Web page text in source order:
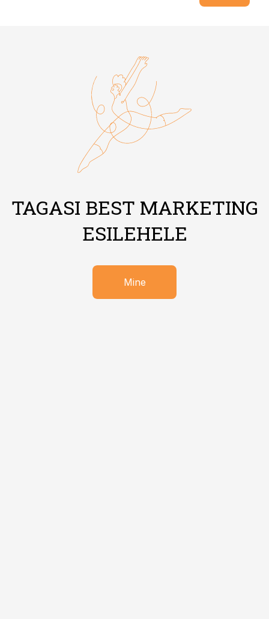
TAGASI BEST MARKETING
ESILEHELE
Mine